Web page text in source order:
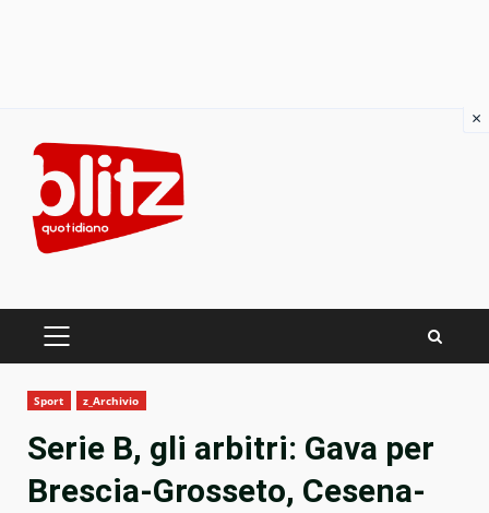
content
PRIMARY
Sport z_Archivio
Serie B, gli arbitri: Gava per
Brescia-Grosseto, Cesena-
×